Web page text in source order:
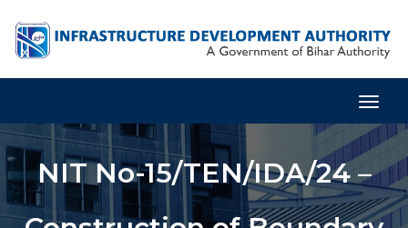
NIT No-15/TEN/IDA/24 –